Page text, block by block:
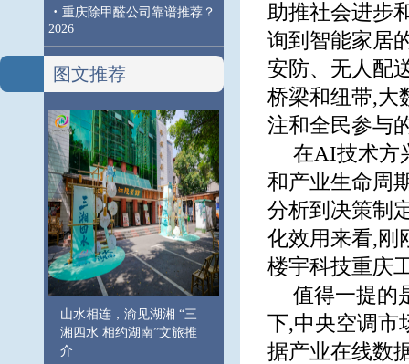
· 重庆除甲醛公司靠谱推荐？
2026
图文推荐
山水相连，渝见湖湘 “三
湘四水 相约湖南”文旅推
介
助推社会进步
询到智能家居
安防、无人配
桥梁和纽带,大
注和全民参与
在AI技术方
和产业生命周
分析到决策制
化效用来看,刚
楼宇科技重庆
值得一提的
下,中央空调市
据产业在线数